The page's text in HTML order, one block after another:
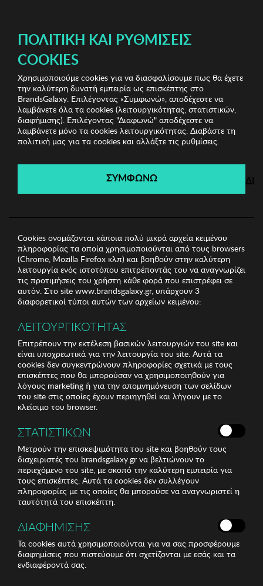
Home Accessories Είδη σπιτιού
Γυαλί Martini Zsa
Zsa Zsu
Home Accessories
Λήγει σε: 00ημέρες | 00ώρες 00λεπτά 00δευτ.
ΠΟΛΙΤΙΚΉ ΚΑΙ ΡΥΘΜΊΣΕΙΣ
COOKIES
Χρησιμοποιούμε cookies για να διασφαλίσουμε πως θα έχετε
την καλύτερη δυνατή εμπειρία ως επισκέπτης στο
BrandsGalaxy. Επιλέγοντας «Συμφωνώ», αποδέχεστε να
λαμβάνετε όλα τα cookies (λειτουργικότητας, στατιστικών,
διαφήμισης). Επιλέγοντας "Διαφωνώ" αποδέχεστε να
λαμβάνετε μόνο τα cookies λειτουργικότητας. Διαβάστε τη
πολιτική μας για τα cookies και αλλάξτε τις ρυθμίσεις.
ΣΥΜΦΩΝΩ
Cookies ονομάζονται κάποια πολύ μικρά αρχεία κειμένου
πληροφορίας τα οποία χρησιμοποιούνται από τους browsers
(Chrome, Mozilla Firefox κλπ) και βοηθούν στην καλύτερη
λειτουργία ενός ιστοτόπου επιτρέποντάς του να αναγνωρίζει
τις προτιμήσεις του χρήστη κάθε φορά που επιστρέφει σε
αυτόν. Στο site www.brandsgalaxy.gr, υπάρχουν 3
διαφορετικοί τύποι αυτών των αρχείων κειμένου:
ΛΕΙΤΟΥΡΓΙΚΟΤΗΤΑΣ
Επιτρέπουν την εκτέλεση βασικών λειτουργιών του site και
είναι υποχρεωτικά για την λειτουργία του site. Αυτά τα
cookies δεν συγκεντρώνουν πληροφορίες σχετικά με τους
επισκέπτες που θα μπορούσαν να χρησιμοποιηθούν για
λόγους marketing ή για την απομνημόνευση των σελίδων
του site στις οποίες έχουν περιηγηθεί και λήγουν με το
κλείσιμο του browser.
ΣΤΑΤΙΣΤΙΚΩΝ
Μετρούν την επισκεψιμότητα του site και βοηθούν τους
διαχειριστές του brandsgalaxy.gr να βελτιώνουν το
περιεχόμενο του site, με σκοπό την καλύτερη εμπειρία για
τους επισκέπτες. Αυτά τα cookies δεν συλλέγουν
πληροφορίες με τις οποίες θα μπορούσε να αναγνωριστεί η
ταυτότητά του επισκέπτη.
ΔΙΑΦΗΜΙΣΗΣ
Τα cookies αυτά χρησιμοποιούνται για να σας προσφέρουμε
διαφημίσεις που πιστεύουμε ότι σχετίζονται με εσάς και τα
ενδιαφέροντά σας.